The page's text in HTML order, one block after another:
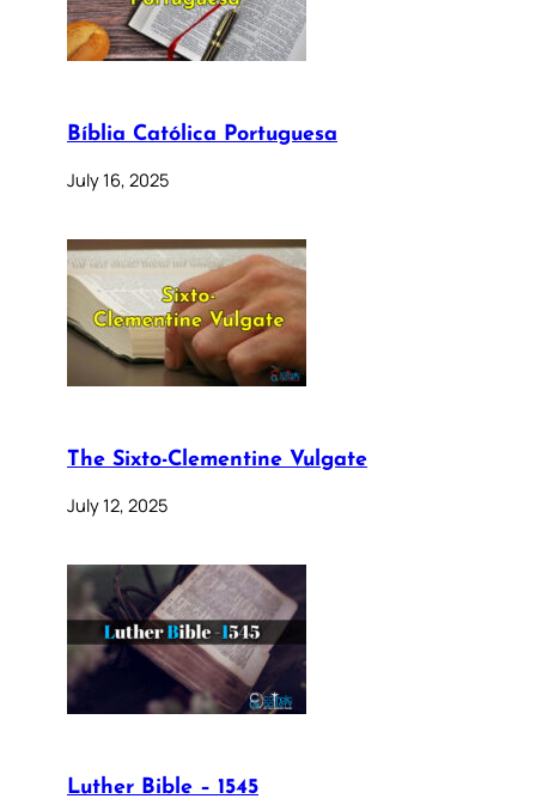
Bíblia Católica Portuguesa
July 16, 2025
The Sixto-Clementine Vulgate
July 12, 2025
Luther Bible – 1545